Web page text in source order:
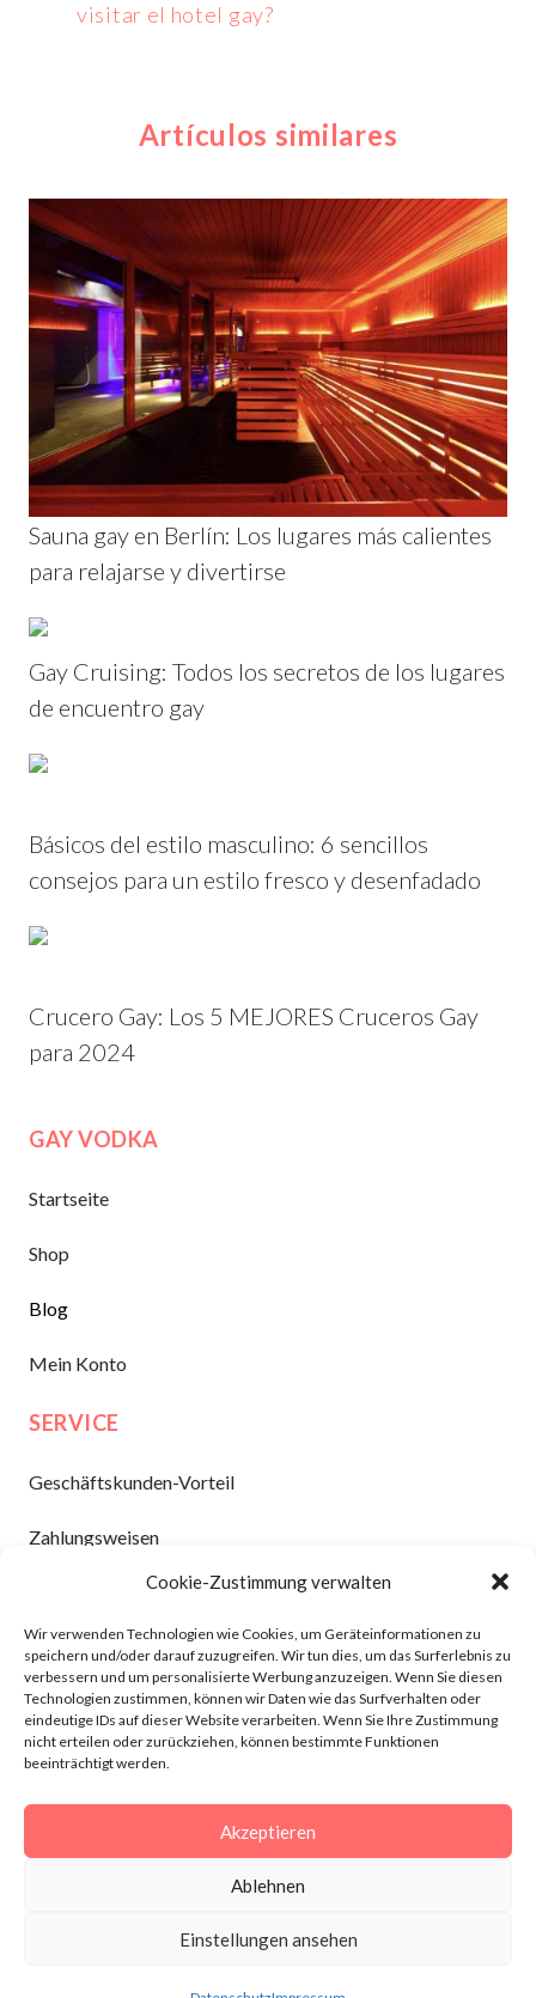
Cookie-Zustimmung verwalten
Wir verwenden Technologien wie Cookies, um Geräteinformationen zu
speichern und/oder darauf zuzugreifen. Wir tun dies, um das Surferlebnis zu
verbessern und um personalisierte Werbung anzuzeigen. Wenn Sie diesen
Technologien zustimmen, können wir Daten wie das Surfverhalten oder
eindeutige IDs auf dieser Website verarbeiten. Wenn Sie Ihre Zustimmung
nicht erteilen oder zurückziehen, können bestimmte Funktionen
beeinträchtigt werden.
Akzeptieren
Ablehnen
Einstellungen ansehen
visitar el hotel gay?
Artículos similares
Sauna gay en Berlín: Los lugares más calientes
para relajarse y divertirse
Gay Cruising: Todos los secretos de los lugares
de encuentro gay
Básicos del estilo masculino: 6 sencillos
consejos para un estilo fresco y desenfadado
Crucero Gay: Los 5 MEJORES Cruceros Gay
para 2024
GAY VODKA
Startseite
Shop
Blog
Mein Konto
SERVICE
Geschäftskunden-Vorteil
Zahlungsweisen
Versand und Lieferung
Kontakt
INFORMATION
AGBs